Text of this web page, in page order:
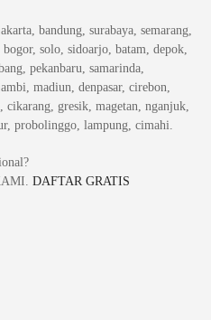
bandung, surabaya, semarang,
solo, sidoarjo, batam, depok,
pekanbaru, samarinda,
madiun, denpasar, cirebon,
gresik, magetan, nganjuk,
probolinggo, lampung, cimahi.
DAFTAR GRATIS